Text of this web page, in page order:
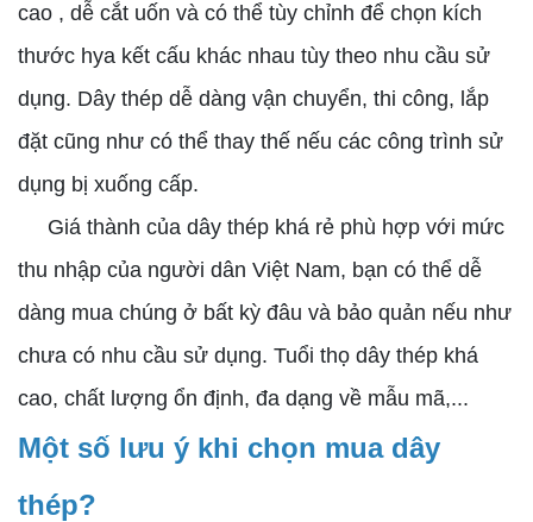
cao , dễ cắt uốn và có thể tùy chỉnh để chọn kích
thước hya kết cấu khác nhau tùy theo nhu cầu sử
dụng. Dây thép dễ dàng vận chuyển, thi công, lắp
đặt cũng như có thể thay thế nếu các công trình sử
dụng bị xuống cấp.
Giá thành của dây thép khá rẻ phù hợp với mức
thu nhập của người dân Việt Nam, bạn có thể dễ
dàng mua chúng ở bất kỳ đâu và bảo quản nếu như
chưa có nhu cầu sử dụng. Tuổi thọ dây thép khá
cao, chất lượng ổn định, đa dạng về mẫu mã,...
Một số lưu ý khi chọn mua dây
thép?